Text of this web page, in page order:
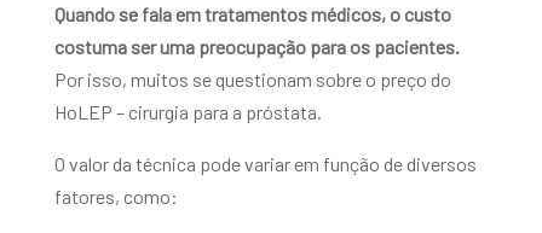
Quando se fala em tratamentos médicos, o custo
costuma ser uma preocupação para os pacientes.
Por isso, muitos se questionam sobre o preço do
HoLEP – cirurgia para a próstata.
O valor da técnica pode variar em função de diversos
fatores, como: